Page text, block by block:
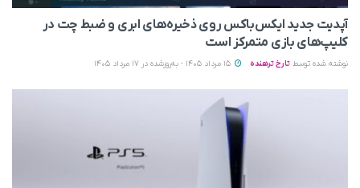
آپدیت جدید ایکس‌باکس روی ذخیره‌های ابری و ضبط چت در
کلیپ‌های بازی متمرکز است
نوشته شده توسط تارخ ترهنده